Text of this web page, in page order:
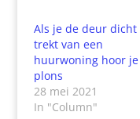
Als je de deur dicht
trekt van een
huurwoning hoor je
plons
28 mei 2021
In "Column"